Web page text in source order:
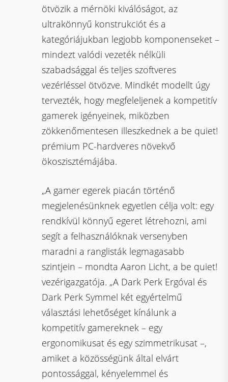
ötvözik a mérnöki kiválóságot, az
ultrakönnyű konstrukciót és a
kategóriájukban legjobb komponenseket –
mindezt valódi vezeték nélküli
szabadsággal és teljes szoftveres
vezérléssel ötvözve. Mindkét modellt úgy
tervezték, hogy megfeleljenek a kompetitív
gamerek igényeinek, miközben
zökkenőmentesen illeszkednek a be quiet!
prémium PC-hardveres növekvő
ökoszisztémájába.
„A gamer egerek piacán történő
megjelenésünknek egyetlen célja volt: egy
rendkívül könnyű egeret létrehozni, ami
segít a felhasználóknak versenyben
maradni a ranglisták legmagasabb
szintjein – mondta Aaron Licht, a be quiet!
vezérigazgatója. „A Dark Perk Ergóval és
Dark Perk Symmel két egyértelmű
választási lehetőséget kínálunk a
kompetitív gamereknek – egy
ergonomikusat és egy szimmetrikusat –,
amiket a közösségünk által elvárt
pontossággal, kényelemmel és